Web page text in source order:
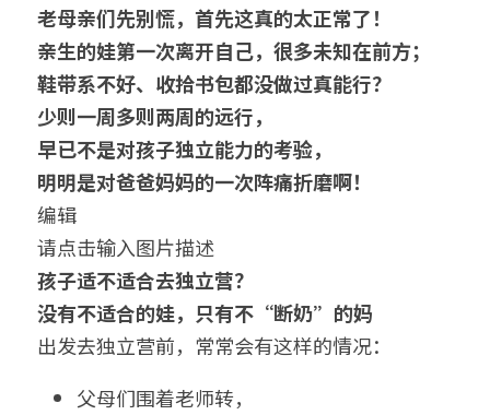
老母亲们先别慌，首先这真的太正常了！
亲生的娃第一次离开自己，很多未知在前方；
鞋带系不好、收拾书包都没做过真能行？
少则一周多则两周的远行，
早已不是对孩子独立能力的考验，
明明是对爸爸妈妈的一次阵痛折磨啊！
编辑
请点击输入图片描述
孩子适不适合去独立营？
没有不适合的娃，只有不“断奶”的妈
出发去独立营前，常常会有这样的情况：
父母们围着老师转，